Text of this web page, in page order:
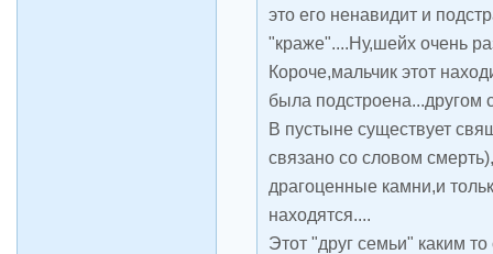
это его ненавидит и
"краже"....Ну,шейх очень
Короче,мальчик этот
была подстроена...другом
В пустыне существует
связано со словом
драгоценные камни,и
находятся....
Этот "друг семьи" каким